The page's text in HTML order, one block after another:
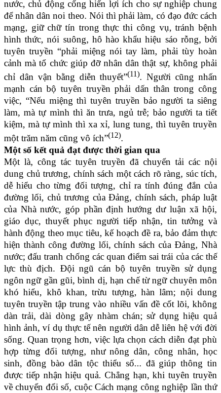
nước, chủ động cống hiến lợi ích cho sự nghiệp chung
để nhân dân noi theo. Nói thì phải làm, có đạo đức cách
mạng, giữ chữ tín trong thực thi công vụ, tránh bệnh
hình thức, nói suông, hô hào khẩu hiệu sáo rỗng, bởi
tuyên truyền “phải miệng nói tay làm, phải tùy hoàn
cảnh mà tổ chức giúp đỡ nhân dân thật sự, không phải
chỉ dân vận bằng diễn thuyết”(11). Người cũng nhấn
mạnh cán bộ tuyên truyền phải dấn thân trong công
việc, “Nếu miệng thì tuyên truyền bảo người ta siêng
làm, mà tự mình thì ăn trưa, ngủ trễ; bảo người ta tiết
kiệm, mà tự mình thì xa xỉ, lung tung, thì tuyên truyền
một trăm năm cũng vô ích”(12).
Một số kết quả đạt được thời gian qua
Một là, công tác tuyên truyền đã chuyển tải các nội
dung chủ trương, chính sách một cách rõ ràng, súc tích,
dễ hiểu cho từng đối tượng, chỉ ra tính đúng đắn của
đường lối, chủ trương của Đảng, chính sách, pháp luật
của Nhà nước, góp phần định hướng dư luận xã hội,
giáo dục, thuyết phục người tiếp nhận, tin tưởng và
hành động theo mục tiêu, kế hoạch đề ra, bảo đảm thực
hiện thành công đường lối, chính sách của Đảng, Nhà
nước; đấu tranh chống các quan điểm sai trái của các thế
lực thù địch. Đội ngũ cán bộ tuyên truyền sử dụng
ngôn ngữ gần gũi, bình dị, hạn chế từ ngữ chuyên môn
khó hiểu, khô khan, trừu tượng, hàn lâm; nội dung
tuyên truyền tập trung vào nhiều vấn đề cốt lõi, không
dàn trải, dài dòng gây nhàm chán; sử dụng hiệu quả
hình ảnh, ví dụ thực tế nên người dân dễ liên hệ với đời
sống. Quan trọng hơn, việc lựa chọn cách diễn đạt phù
hợp từng đối tượng, như nông dân, công nhân, học
sinh, đồng bào dân tộc thiểu số... đã giúp thông tin
được tiếp nhận hiệu quả. Chẳng hạn, khi tuyên truyền
về chuyển đổi số, cuộc Cách mạng công nghiệp lần thứ